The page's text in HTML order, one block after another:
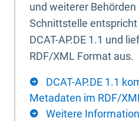
und weiterer
Schnittstelle
DCAT-AP.DE 1.1 und
RDF/XML Format aus.
DCAT-AP.DE 1.1
Metadaten im RDF/
Weitere